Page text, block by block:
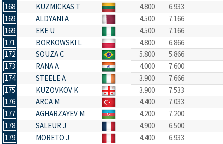
168
KUZMICKAS T 4.800
6.933
169
ALDYANI A 4.500
7.166
169
EKE U 4.500
7.166
171
BORKOWSKI L 4.800
6.866
172
SOUZA C 5.800
5.866
173
RANA A 4.000
7.600
174
STEELE A 3.900
7.666
175
KUZOVKOV K 3.900
7.533
176
ARCA M 4.400
7.033
177
AGHARZAYEV M 4.200
7.200
178
SALEUR J 4.900
6.500
179
MORETO J 4.400
6.933